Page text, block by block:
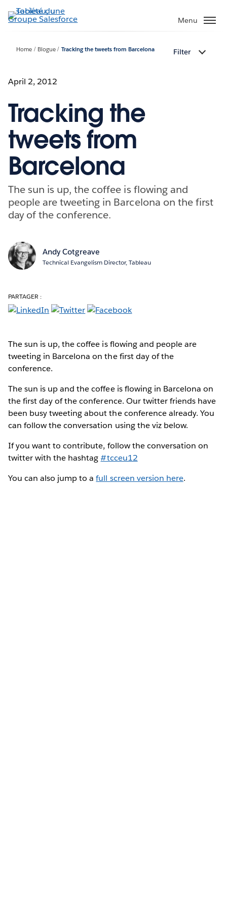
Aller
au
Menu
Home Blogue Tracking the tweets from Barcelona Filter
April 2, 2012
Tracking the
tweets from
Barcelona
The sun is up, the coffee is flowing and
people are tweeting in Barcelona on the first
day of the conference.
Andy Cotgreave
Technical Evangelism Director, Tableau
PARTAGER :
The sun is up, the coffee is flowing and people are
tweeting in Barcelona on the first day of the
conference.
The sun is up and the coffee is flowing in Barcelona on
the first day of the conference. Our twitter friends have
been busy tweeting about the conference already. You
can follow the conversation using the viz below.
If you want to contribute, follow the conversation on
twitter with the hashtag#tcceu12
You can also jump to afull screen version here.